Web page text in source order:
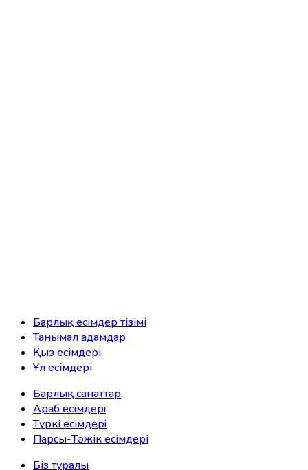
Барлық есімдер тізімі
Танымал адамдар
Қыз есімдері
Ұл есімдері
Барлық санаттар
Араб есімдерi
Түркі есімдерi
Парсы-Тәжік есімдері
Біз туралы